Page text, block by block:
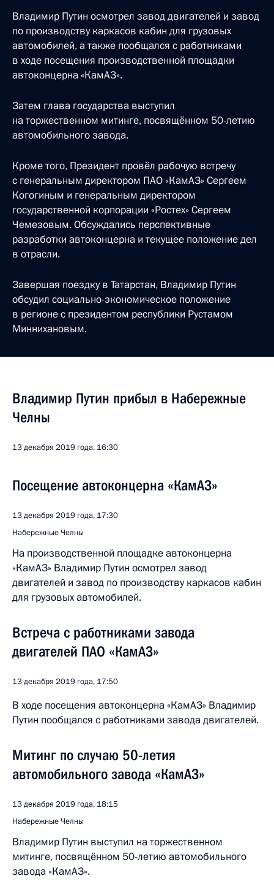
Владимир Путин осмотрел завод двигателей и завод
по производству каркасов кабин для грузовых
автомобилей, а также пообщался с работниками
в ходе посещения производственной площадки
автоконцерна «КамАЗ».
Затем глава государства выступил
на торжественном митинге, посвящённом 50-летию
автомобильного завода.
Кроме того, Президент провёл рабочую встречу
с генеральным директором ПАО «КамАЗ» Сергеем
Когогиным и генеральным директором
государственной корпорации «Ростех» Сергеем
Чемезовым. Обсуждались перспективные
разработки автоконцерна и текущее положение дел
в отрасли.
Завершая поездку в Татарстан, Владимир Путин
обсудил социально-экономическое положение
в регионе с президентом республики Рустамом
Миннихановым.
Владимир Путин прибыл в Набережные
Челны
13 декабря 2019 года, 16:30
Посещение автоконцерна «КамАЗ»
13 декабря 2019 года, 17:30
Набережные Челны
На производственной площадке автоконцерна
«КамАЗ» Владимир Путин осмотрел завод
двигателей и завод по производству каркасов кабин
для грузовых автомобилей.
Встреча с работниками завода
двигателей ПАО «КамАЗ»
13 декабря 2019 года, 17:50
В ходе посещения автоконцерна «КамАЗ» Владимир
Путин пообщался с работниками завода двигателей.
Митинг по случаю 50-летия
автомобильного завода «КамАЗ»
13 декабря 2019 года, 18:15
Набережные Челны
Владимир Путин выступил на торжественном
митинге, посвящённом 50-летию автомобильного
завода «КамАЗ».